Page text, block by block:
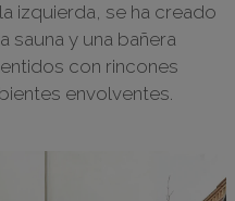
izquierda, se ha creado
sauna y una bañera
con rincones
envolventes.